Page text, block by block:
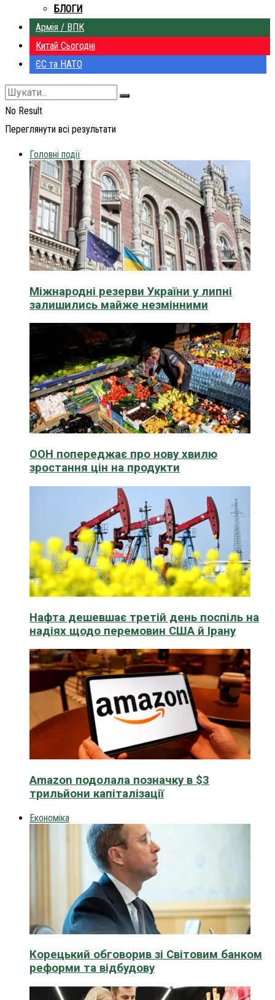
БЛОГИ
Армія / ВПК
Китай Сьогодні
ЄС та НАТО
No Result
Переглянути всі результати
Головні події
Міжнародні резерви України у липні
залишились майже незмінними
ООН попереджає про нову хвилю
зростання цін на продукти
Нафта дешевшає третій день поспіль на
надіях щодо перемовин США й Ірану
Amazon подолала позначку в $3
трильйони капіталізації
Економіка
Корецький обговорив зі Світовим банком
реформи та відбудову